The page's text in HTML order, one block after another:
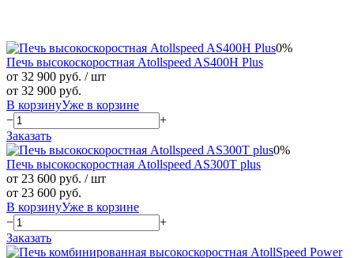
0%
Печь высокоскоростная Atollspeed AS400H Plus
от 32 900 руб. / шт
от 32 900 руб.
В корзинуУже в корзине
−
+
Заказать
0%
Печь высокоскоростная Atollspeed AS300T plus
от 23 600 руб. / шт
от 23 600 руб.
В корзинуУже в корзине
−
+
Заказать